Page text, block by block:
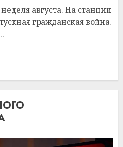
августа. На станции
гражданская война.